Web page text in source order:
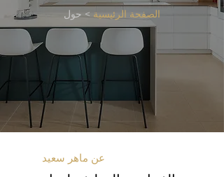
الصفحة الرئيسية > حول
عن ماهر سعيد